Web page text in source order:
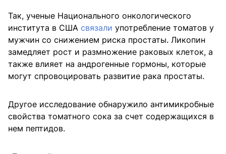
Так, ученые Национального онкологического
института в США связали употребление томатов у
мужчин со снижением риска простаты. Ликопин
замедляет рост и размножение раковых клеток, а
также влияет на андрогенные гормоны, которые
могут спровоцировать развитие рака простаты.
Другое исследование обнаружило антимикробные
свойства томатного сока за счет содержащихся в
нем пептидов.